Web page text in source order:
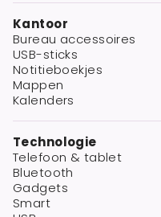
Kantoor
Bureau accessoires
USB-sticks
Notitieboekjes
Mappen
Kalenders
Technologie
Telefoon & tablet
Bluetooth
Gadgets
Smart